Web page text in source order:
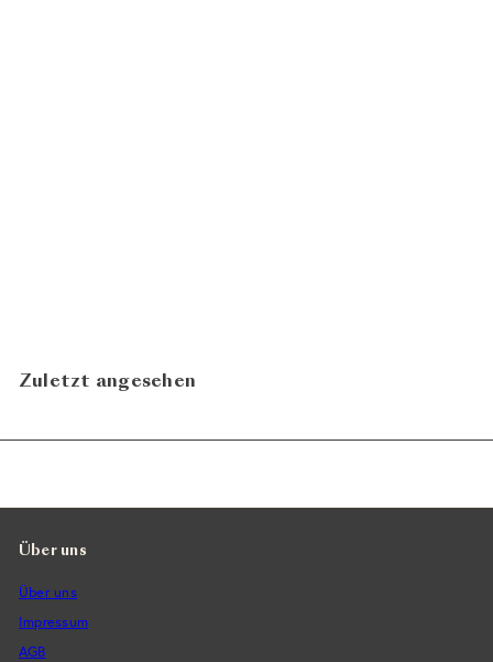
Zuletzt angesehen
Über uns
Über uns
Impressum
AGB